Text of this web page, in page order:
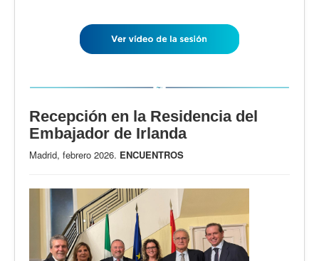
Recepción en la Residencia del
Embajador de Irlanda
Madrid, febrero 2026. ENCUENTROS